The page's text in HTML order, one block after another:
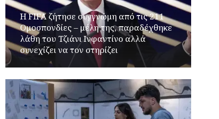
Η FIFA ζήτησε συγγνώμη από τις 211
Ομοσπονδίες – μέλη της, παραδέχθηκε
λάθη του Τζιάνι Ινφαντίνο αλλά
συνεχίζει να τον στηρίζει